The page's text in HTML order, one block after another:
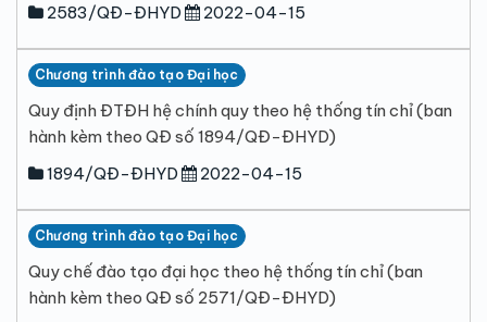
2583/QĐ-ĐHYD
2022-04-15
Chương trình đào tạo Đại học
Quy định ĐTĐH hệ chính quy theo hệ thống tín chỉ (ban
hành kèm theo QĐ số 1894/QĐ-ĐHYD)
1894/QĐ-ĐHYD
2022-04-15
Chương trình đào tạo Đại học
Quy chế đào tạo đại học theo hệ thống tín chỉ (ban
hành kèm theo QĐ số 2571/QĐ-ĐHYD)